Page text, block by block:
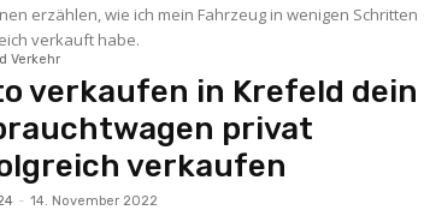
erzählen, wie ich mein Fahrzeug in wenigen Schritten
verkauft habe.
Verkehr
verkaufen in Krefeld dein
privat
verkaufen
- 14. November 2022